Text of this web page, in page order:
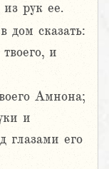
рук ее.
сказать:
и
Амнона;
и
глазами его